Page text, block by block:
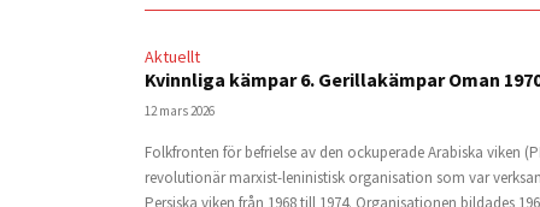
Aktuellt
Kvinnliga kämpar 6. Gerillakämpar Oman
12 mars 2026
Folkfronten för befrielse av den ockuperade Arabiska viken
revolutionär marxist-leninistisk organisation som var